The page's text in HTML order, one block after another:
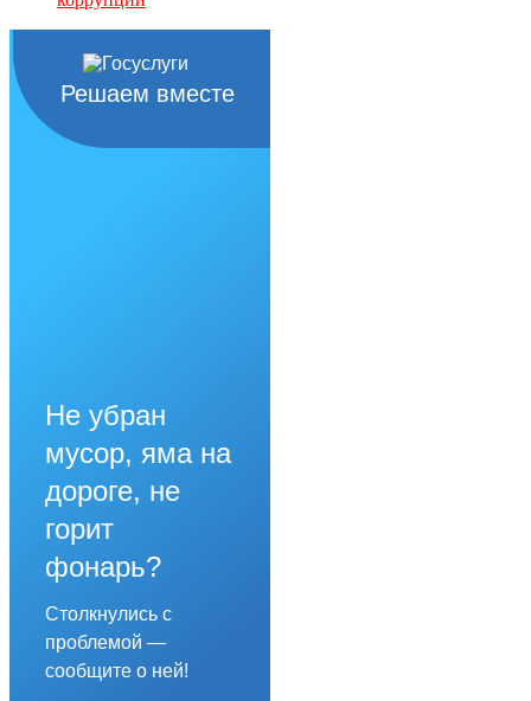
Решаем вместе
Не убран
мусор, яма на
дороге, не
горит
фонарь?
Столкнулись с
проблемой —
сообщите о ней!